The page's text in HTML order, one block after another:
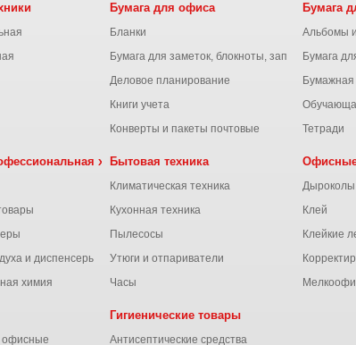
Бумага для офиса
Бланки
Бумага для заметок, блокноты, записные книжки
Деловое планирование
Книги учета
Конверты и пакеты почтовые
Бумага
Альбомы
Бумага
Бумажная
Тетради
химия
и диспенсеры
химия
Бытовая техника
Климатическая техника
Кухонная техника
Пылесосы
Утюги и отпариватели
Часы
Офисные
Дыроколы
Клей
Клейкие
офисные
Гигиенические товары
Антисептические средства